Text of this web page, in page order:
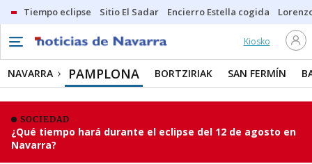
Tiempo eclipse Sitio El Sadar Encierro Estella cogida
Kiosko
NAVARRA PAMPLONA BORTZIRIAK SAN FERMÍN
SOCIEDAD
¿Qué tiempo hará durante el eclipse del 12 de agosto en
Navarra?